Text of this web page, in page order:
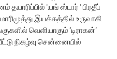
‘யங் ஸ்டார் ‘ பிரதீப்
இயக்கத்தில் உருவாகி
வெளியாகும் ‘டிராகன்’
நிகழ்வு சென்னையில்